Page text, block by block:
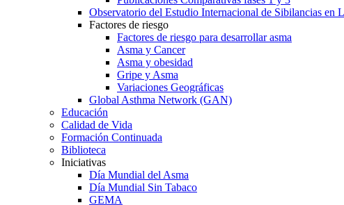
Observatorio del Estudio Internacional de Sibilancias en
Factores de riesgo
Factores de riesgo para desarrollar asma
Asma y Cancer
Asma y obesidad
Gripe y Asma
Variaciones Geográficas
Global Asthma Network (GAN)
Educación
Calidad de Vida
Formación Continuada
Biblioteca
Iniciativas
Día Mundial del Asma
Día Mundial Sin Tabaco
GEMA